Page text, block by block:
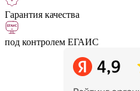
Гарантия качества
под контролем ЕГАИС